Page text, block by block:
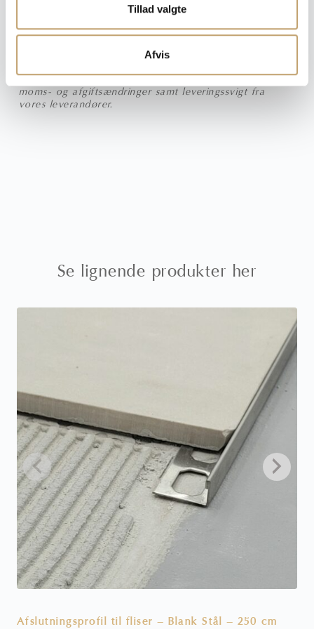
Tillad valgte
Afvis
Vi tager forbehold for trykfejl, prisfejl, udgåede varer,
moms- og afgiftsændringer samt leveringssvigt fra
vores leverandører.
Se lignende produkter her
Afslutningsprofil til fliser – Blank Stål – 250 cm